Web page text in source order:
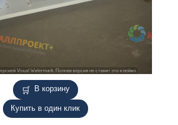
В корзину
Купить в один клик